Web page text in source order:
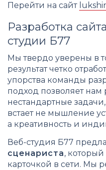
Перейти на сайт
Разработка
студии Б77
Мы твердо уверены в
результат четко
упорства команды
подход позволяет нам
нестандартные
встает не мышление
а креативность и
Веб-студия Б77
сценариста, который
карточкой в сети. Мы